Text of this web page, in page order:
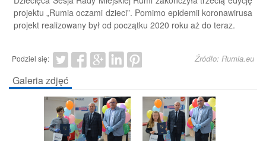
projektu „Rumia oczami dzieci”. Pomimo epidemii koronawirusa
projekt realizowany był od początku 2020 roku aż do teraz.
Podziel się: Źródło: Rumia.eu
Galeria zdjęć